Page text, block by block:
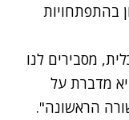
בהתפתחויות
מסבירים לנו
מדברת על
הראשונה".